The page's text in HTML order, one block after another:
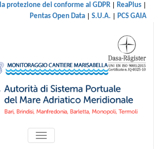
protezione dei conforme al GDPR | ReaPlus |
Pentas Open Data | S.U.A. | PCS GAIA
ATTIVA/DISATTIVA
MENU